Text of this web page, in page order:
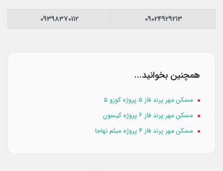
09024929213
09398370112
همچنین بخوانید...
مسکن مهر پرند فاز ۵ پروژه کوزو ۵
مسکن مهر پرند فاز ۶ پروژه کیسون
مسکن مهر پرند فاز ۴ پروژه میثم نهاجا